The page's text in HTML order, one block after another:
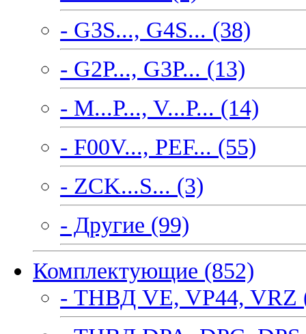
- G3S..., G4S... (38)
- G2P..., G3P... (13)
- M...P..., V...P... (14)
- F00V..., PEF... (55)
- ZCK...S... (3)
- Другие (99)
Комплектующие (852)
- ТНВД VE, VP44, VRZ